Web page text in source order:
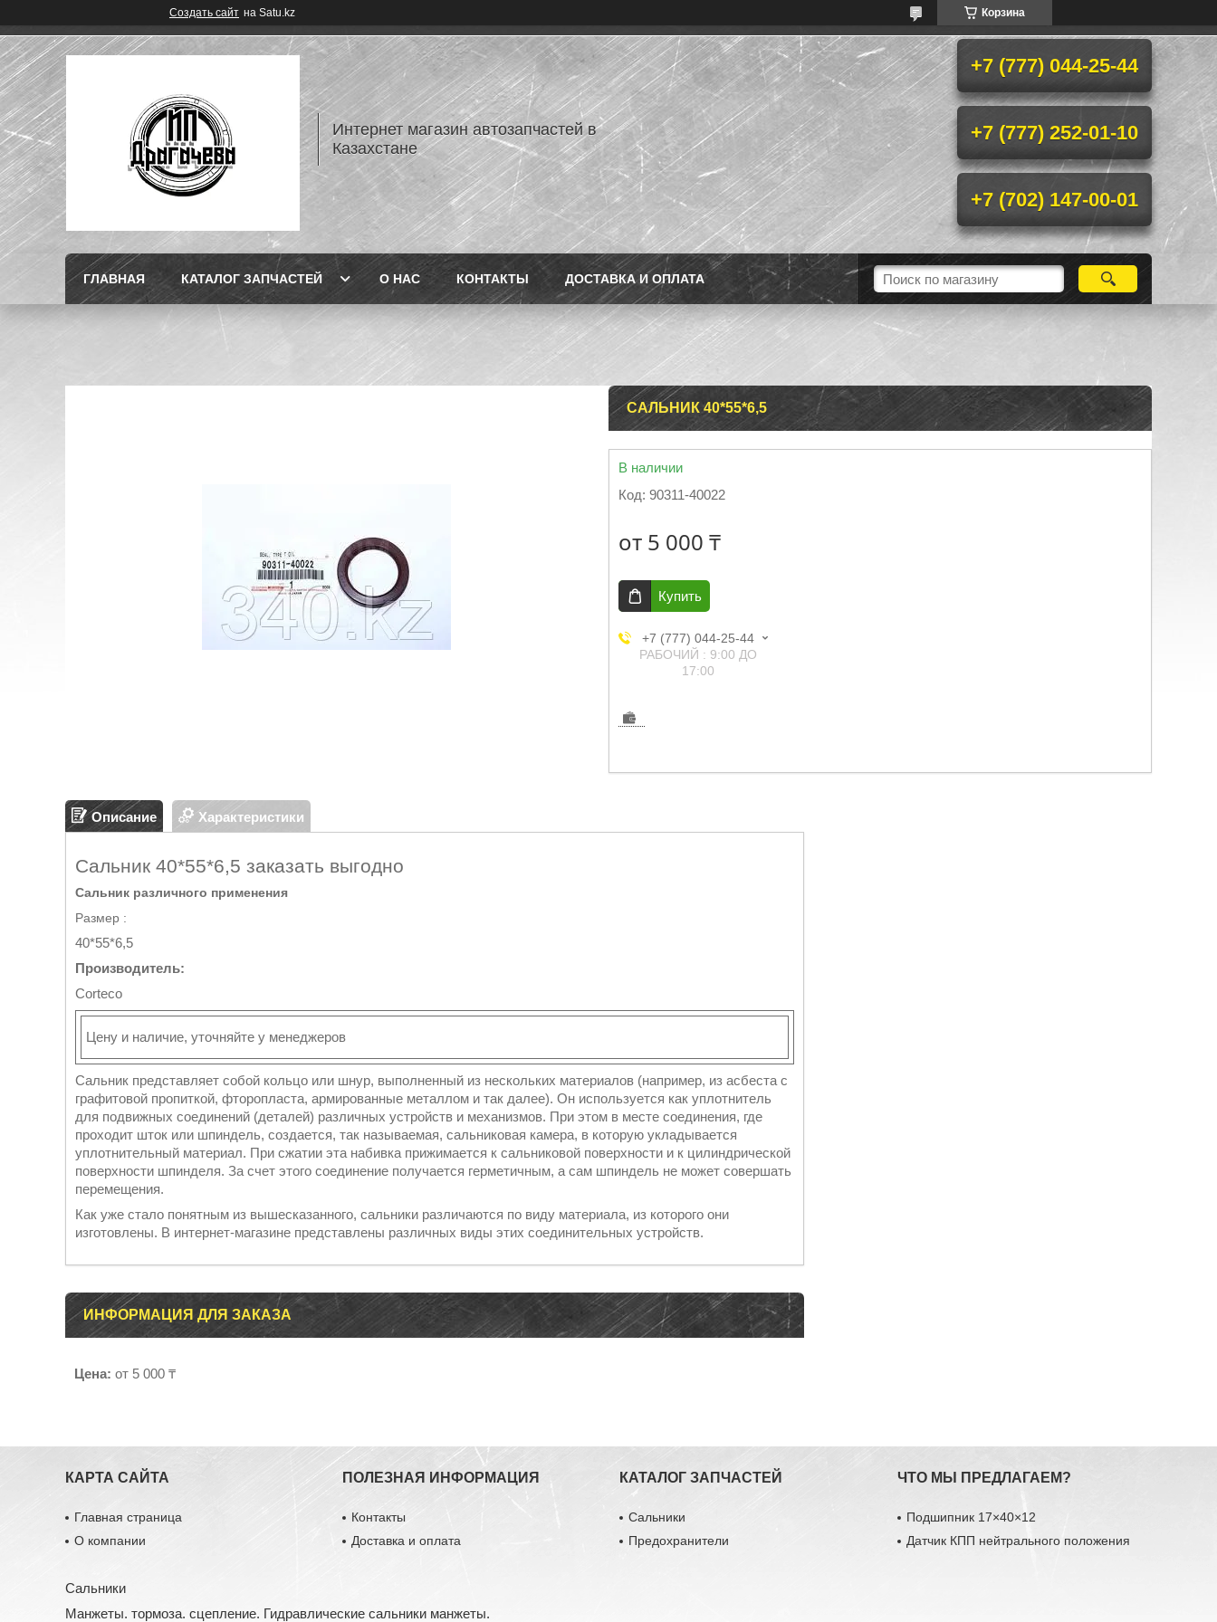
Создать сайт на Satu.kz Корзина
Интернет магазин автозапчастей в
Казахстане
+7 (777) 044-25-44
+7 (777) 252-01-10
+7 (702) 147-00-01
ГЛАВНАЯ КАТАЛОГ ЗАПЧАСТЕЙ О НАС КОНТАКТЫ ДОСТАВКА И ОПЛАТА
САЛЬНИК 40*55*6,5
В наличии
Код: 90311-40022
от 5 000 ₸
Купить
+7 (777) 044-25-44
РАБОЧИЙ : 9:00 ДО
17:00
Описание Характеристики
Сальник 40*55*6,5 заказать выгодно
Сальник различного применения
Размер :
40*55*6,5
Производитель:
Corteco
Цену и наличие, уточняйте у менеджеров
Сальник представляет собой кольцо или шнур, выполненный из нескольких материалов (например, из асбеста с
графитовой пропиткой, фторопласта, армированные металлом и так далее). Он используется как уплотнитель
для подвижных соединений (деталей) различных устройств и механизмов. При этом в месте соединения, где
проходит шток или шпиндель, создается, так называемая, сальниковая камера, в которую укладывается
уплотнительный материал. При сжатии эта набивка прижимается к сальниковой поверхности и к цилиндрической
поверхности шпинделя. За счет этого соединение получается герметичным, а сам шпиндель не может совершать
перемещения.
Как уже стало понятным из вышесказанного, сальники различаются по виду материала, из которого они
изготовлены. В интернет-магазине представлены различных виды этих соединительных устройств.
ИНФОРМАЦИЯ ДЛЯ ЗАКАЗА
Цена: от 5 000 ₸
КАРТА САЙТА
Главная страница
О компании
ПОЛЕЗНАЯ ИНФОРМАЦИЯ
Контакты
Доставка и оплата
КАТАЛОГ ЗАПЧАСТЕЙ
Сальники
Предохранители
ЧТО МЫ ПРЕДЛАГАЕМ?
Подшипник 17×40×12
Датчик КПП нейтрального положения
Сальники
Манжеты. тормоза. сцепление. Гидравлические сальники манжеты.